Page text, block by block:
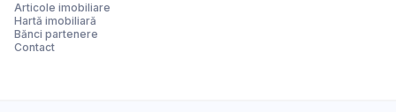
Articole imobiliare
Hartă imobiliară
Bănci partenere
Contact